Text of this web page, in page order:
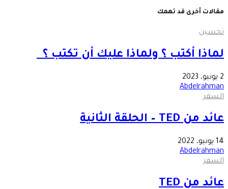
مقالات أخرى قد تهمك
تحسين
لماذا أكتب ؟ ولماذا عليك أن تكتب ؟
2 يونيو، 2023
Abdelrahman
السفر
عائد من TED – الحلقة الثانية
14 يونيو، 2022
Abdelrahman
السفر
عائد من TED